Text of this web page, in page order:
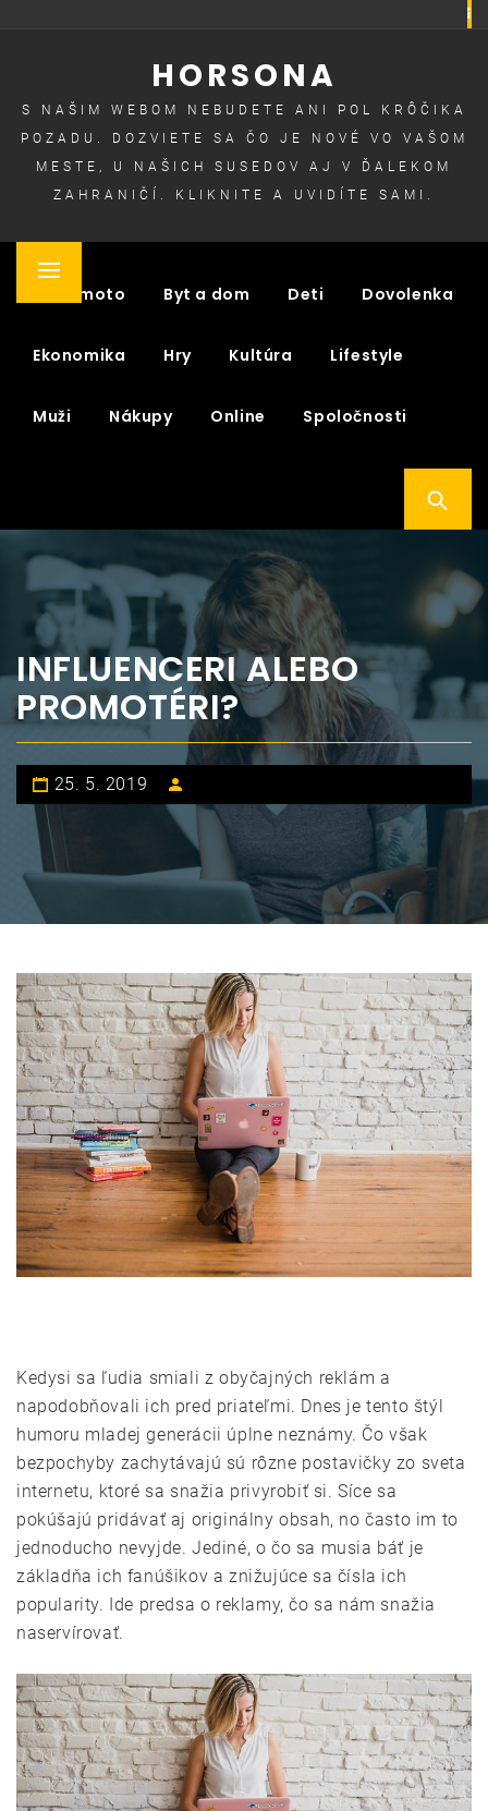
HORSONA
S NAŠIM WEBOM NEBUDETE ANI POL KRÔČIKA
POZADU. DOZVIETE SA ČO JE NOVÉ VO VAŠOM
MESTE, U NAŠICH SUSEDOV AJ V ĎALEKOM
ZAHRANIČÍ. KLIKNITE A UVIDÍTE SAMI.
Primary
Auto moto Byt a dom Deti Dovolenka
Ekonomika Hry Kultúra Lifestyle
Muži Nákupy Online Spoločnosti
INFLUENCERI ALEBO
PROMOTÉRI?
25. 5. 2019
Kedysi sa ľudia smiali z obyčajných reklám a
napodobňovali ich pred priateľmi. Dnes je tento štýl
humoru mladej generácii úplne neznámy. Čo však
bezpochyby zachytávajú sú rôzne postavičky zo sveta
internetu, ktoré sa snažia privyrobiť si. Síce sa
pokúšajú pridávať aj originálny obsah, no často im to
jednoducho nevyjde. Jediné, o čo sa musia báť je
základňa ich fanúšikov a znižujúce sa čísla ich
popularity. Ide predsa o reklamy, čo sa nám snažia
naservírovať.